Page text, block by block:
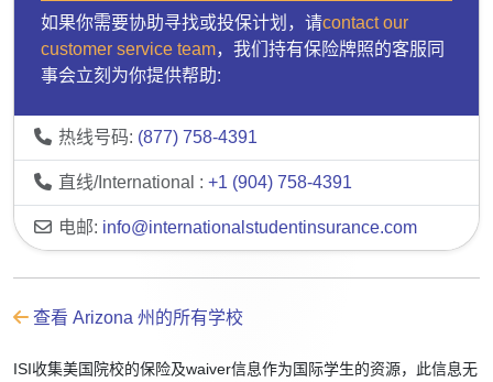
如果你需要协助寻找或投保计划，请contact our
customer service team，我们持有保险牌照的客服同
事会立刻为你提供帮助:
热线号码: (877) 758-4391
直线/International : +1 (904) 758-4391
电邮: info@internationalstudentinsurance.com
查看 Arizona 州的所有学校
ISI收集美国院校的保险及waiver信息作为国际学生的资源，此信息无